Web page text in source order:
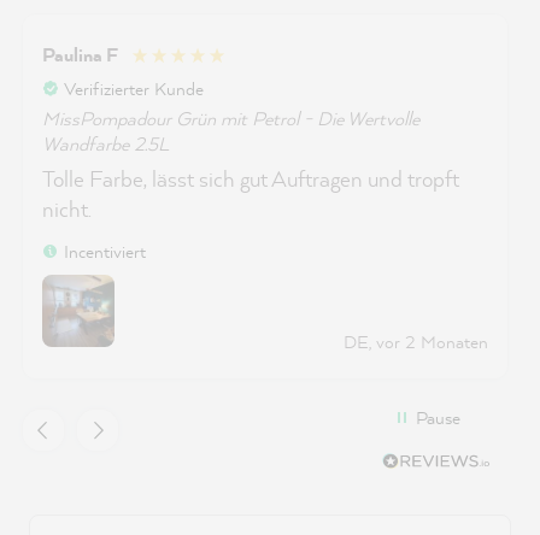
Paulina F
Verifizierter Kunde
MissPompadour Grün mit Petrol - Die Wertvolle
Wandfarbe 2.5L
Tolle Farbe, lässt sich gut Auftragen und tropft
nicht.
Incentiviert
DE, vor 2 Monaten
Pause